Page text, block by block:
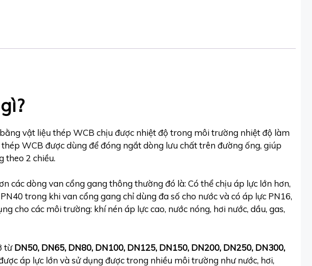
vật liệu thép WCB chịu được nhiệt độ trong môi trường nhiệt độ làm
WCB được dùng để đóng ngắt dòng lưu chất trên đường ống, giúp
theo 2 chiều.
các dòng van cổng gang thông thường đó là: Có thể chịu áp lực lớn hơn,
trong khi van cổng gang chỉ dùng đa số cho nước và có áp lực PN16,
cho các môi trường: khí nén áp lực cao, nước nóng, hơi nước, dầu, gas,
từDN50, DN65, DN80, DN100, DN125, DN150, DN200, DN250, DN300,
áp lực lớn và sử dụng được trong nhiều môi trường như nước, hơi,